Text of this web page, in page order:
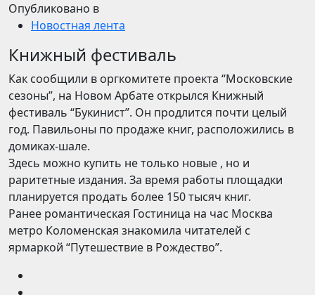
Опубликовано в
Новостная лента
Книжный фестиваль
Как сообщили в оргкомитете проекта “Московские
сезоны”, на Новом Арбате открылся Книжный
фестиваль “Букинист”. Он продлится почти целый
год. Павильоны по продаже книг, расположились в
домиках-шале.
Здесь можно купить не только новые , но и
раритетные издания. За время работы площадки
планируется продать более 150 тысяч книг.
Ранее романтическая Гостиница на час Москва
метро Коломенская знакомила читателей с
ярмаркой “Путешествие в Рождество”.